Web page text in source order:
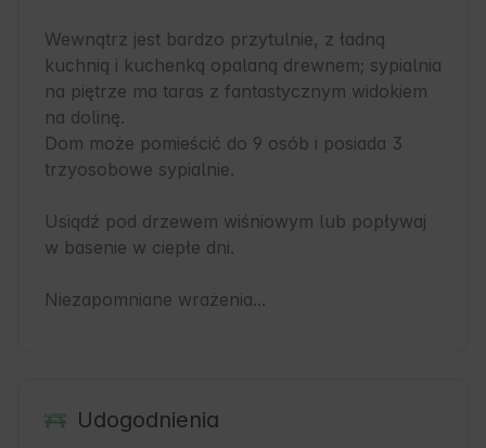
Wewnątrz jest bardzo przytulnie, z ładną
kuchnią i kuchenką opalaną drewnem; sypialnia
na piętrze ma taras z fantastycznym widokiem
na dolinę.
Dom może pomieścić do 9 osób i posiada 3
trzyosobowe sypialnie.
Usiądź pod drzewem wiśniowym lub popływaj
w basenie w ciepłe dni.
Niezapomniane wrażenia...
Udogodnienia